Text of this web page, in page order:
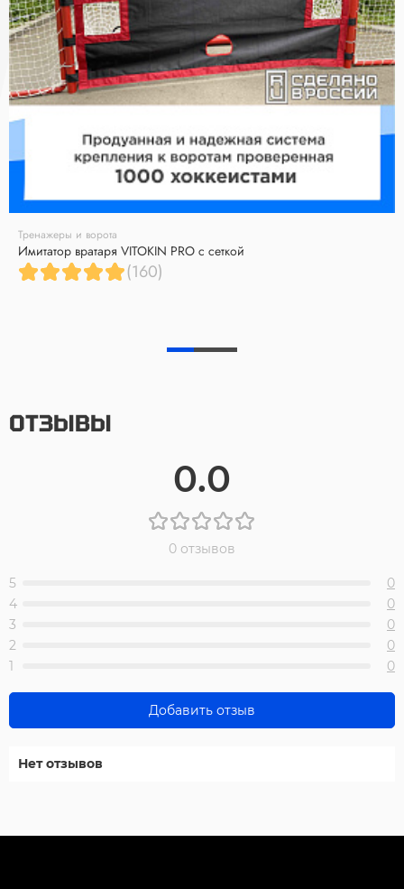
Тренажеры и ворота
Имитатор вратаря VITOKIN PRO с сеткой
(160)
ОТЗЫВЫ
0.0
0 отзывов
5
0
4
0
3
0
2
0
1
0
Добавить отзыв
Нет отзывов